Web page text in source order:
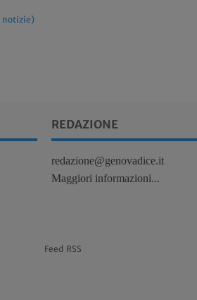
notizie)
REDAZIONE
redazione@genovadice.it
Maggiori informazioni...
Feed RSS